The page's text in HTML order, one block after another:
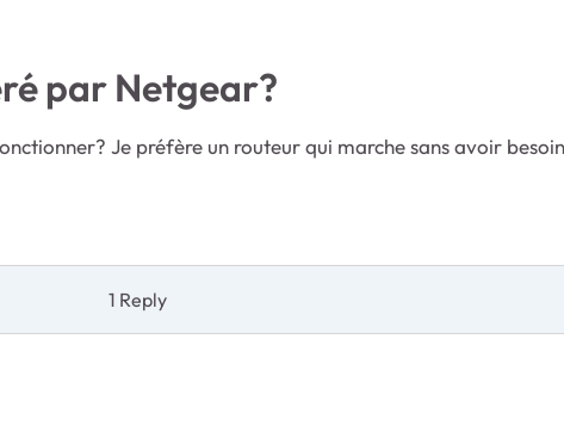
par Netgear?
Je préfère un routeur qui marche sans avoir
1 Reply